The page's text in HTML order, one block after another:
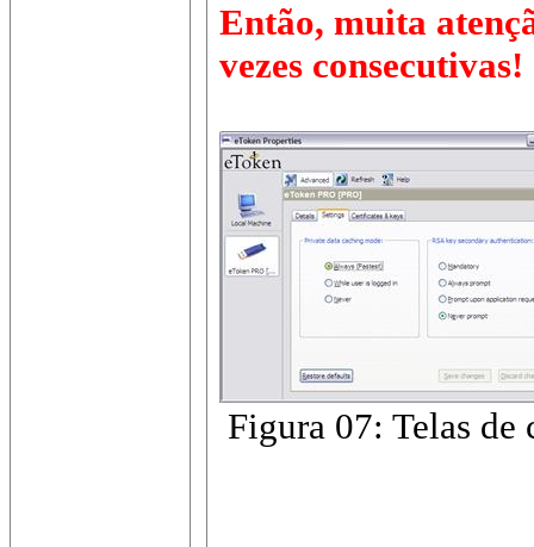
Então, muita
vezes consecutivas!
Figura 07: Telas de